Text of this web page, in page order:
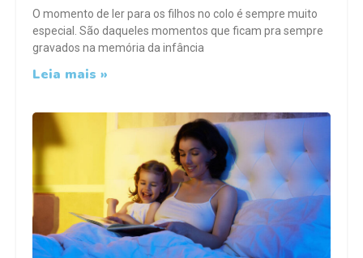
O momento de ler para os filhos no colo é sempre muito
especial. São daqueles momentos que ficam pra sempre
gravados na memória da infância
Leia mais »